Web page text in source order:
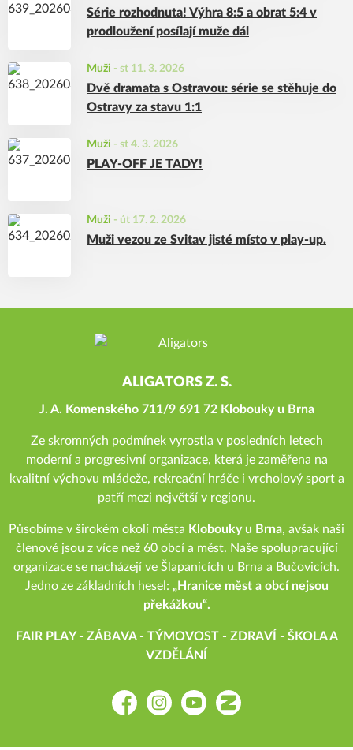
Série rozhodnuta! Výhra 8:5 a obrat 5:4 v
prodloužení posílají muže dál
Muži - st 11. 3. 2026
Dvě dramata s Ostravou: série se stěhuje do
Ostravy za stavu 1:1
Muži - st 4. 3. 2026
PLAY-OFF JE TADY!
Muži - út 17. 2. 2026
Muži vezou ze Svitav jisté místo v play-up.
ALIGATORS Z. S.
J. A. Komenského 711/9 691 72 Klobouky u Brna
Ze skromných podmínek vyrostla v posledních letech
moderní a progresivní organizace, která je zaměřena na
kvalitní výchovu mládeže, rekreační hráče i vrcholový sport a
patří mezi největší v regionu.
Působíme v širokém okolí města Klobouky u Brna, avšak naši
členové jsou z více než 60 obcí a měst. Naše spolupracující
organizace se nacházejí ve Šlapanicích u Brna a Bučovicích.
Jedno ze základních hesel: „Hranice měst a obcí nejsou
překážkou“.
FAIR PLAY - ZÁBAVA - TÝMOVOST - ZDRAVÍ - ŠKOLA A
VZDĚLÁNÍ
FacebookInstagramYouTubeZonerama